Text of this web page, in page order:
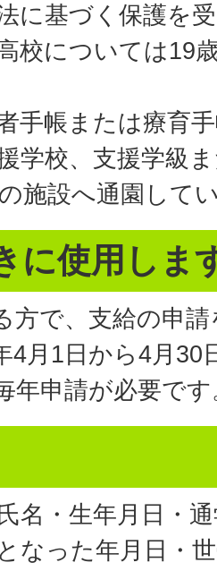
に基づく保護を
高校については19
手帳または療育
学校、支援学級
施設へ通園して
に使用しま
方で、支給の申
4月1日から4月
年申請が必要で
名・生年月日・
なった年月日・